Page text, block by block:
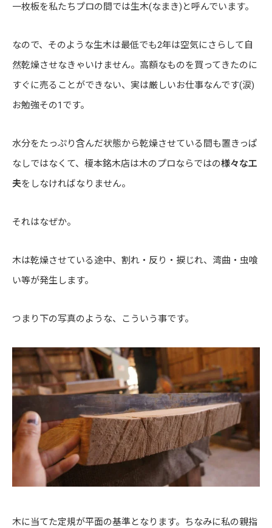
一枚板を私たちプロの間では生木(なまき)と呼んでいます。
なので、そのような生木は最低でも2年は空気にさらして自
然乾燥させなきゃいけません。高額なものを買ってきたのに
すぐに売ることができない、実は厳しいお仕事なんです(涙)
お勉強その1です。
水分をたっぷり含んだ状態から乾燥させている間も置きっぱ
なしではなくて、榎本銘木店は木のプロならではの様々な工
夫をしなければなりません。
それはなぜか。
木は乾燥させている途中、割れ・反り・捩じれ、湾曲・虫喰
い等が発生します。
つまり下の写真のような、こういう事です。
木に当てた定規が平面の基準となります。ちなみに私の親指